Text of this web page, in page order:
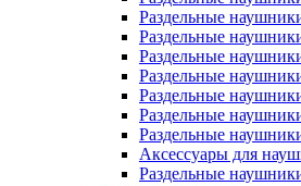
Раздельные
Раздельные
Раздельные
Раздельные
Раздельные
Раздельные
Раздельные
Аксессуары для
Раздельные